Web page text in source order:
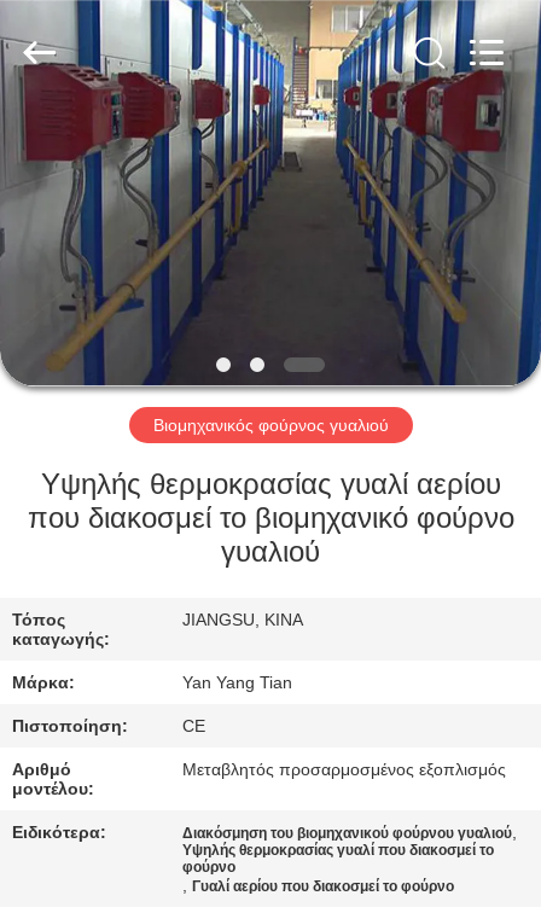
ΣΠΊΤΙ
ΠΡΟΪΌΝΤΑ
ΒΊΝΤΕΟ
ΣΧΕΤΙΚΆ
ΜΕ
ΕΠΙΣΚΕΨΉ
ΕΡΓΟΣΤΑΣΊΟΥ
ΈΛΕΓΧΟΣ
ΠΟΙΌΤΗΤΑΣ
ΕΙΔΉΣΕΙΣ
ΥΠΟΘΈΣΕΙΣ
Co.,
All
Βιομηχανικός φούρνος γυαλιού
Υψηλής θερμοκρασίας γυαλί αερίου
που διακοσμεί το βιομηχανικό φούρνο
γυαλιού
Τόπος
καταγωγής:
JIANGSU, ΚΙΝΑ
Μάρκα: Yan Yang Tian
Πιστοποίηση: CE
Αριθμό
μοντέλου:
Μεταβλητός προσαρμοσμένος εξοπλισμός
Ειδικότερα: Διακόσμηση του βιομηχανικού φούρνου γυαλιού,
Υψηλής θερμοκρασίας γυαλί που διακοσμεί το
φούρνο
,Γυαλί αερίου που διακοσμεί το φούρνο